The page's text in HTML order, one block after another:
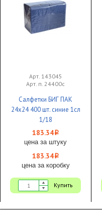
Арт. 143045
Арт. п. 24400с
Салфетки БИГ ПАК
24х24 400 шт. синие 1сл
1/18
183.34i
цена за штуку
183.34i
цена за коробку
Купить